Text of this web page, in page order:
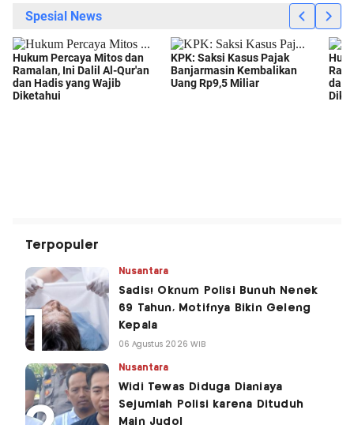
Terpopuler
Nusantara
Sadis! Oknum Polisi Bunuh Nenek
69 Tahun, Motifnya Bikin Geleng
Kepala
06 Agustus 2026 WIB
Nusantara
Widi Tewas Diduga Dianiaya
Sejumlah Polisi karena Dituduh
Main Judol